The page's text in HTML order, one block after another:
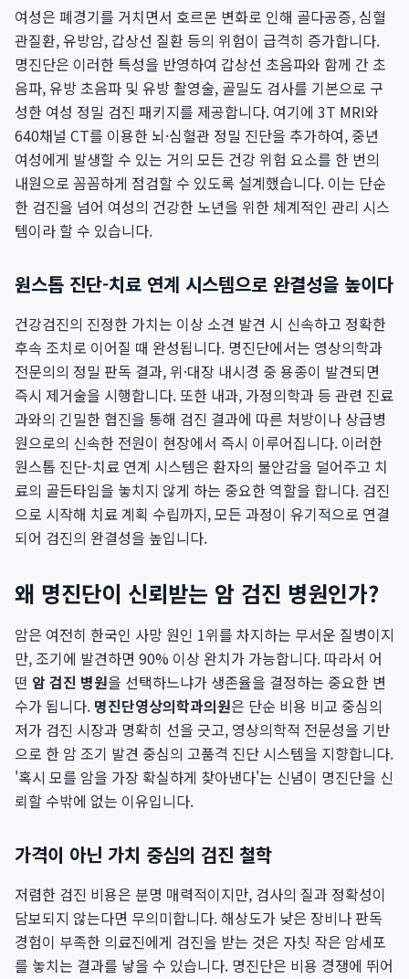
여성은 폐경기를 거치면서 호르몬 변화로 인해 골다공증, 심혈
관질환, 유방암, 갑상선 질환 등의 위험이 급격히 증가합니다.
명진단은 이러한 특성을 반영하여 갑상선 초음파와 함께 간 초
음파, 유방 초음파 및 유방 촬영술, 골밀도 검사를 기본으로 구
성한 여성 정밀 검진 패키지를 제공합니다. 여기에 3T MRI와
640채널 CT를 이용한 뇌·심혈관 정밀 진단을 추가하여, 중년
여성에게 발생할 수 있는 거의 모든 건강 위험 요소를 한 번의
내원으로 꼼꼼하게 점검할 수 있도록 설계했습니다. 이는 단순
한 검진을 넘어 여성의 건강한 노년을 위한 체계적인 관리 시스
템이라 할 수 있습니다.
원스톱 진단-치료 연계 시스템으로 완결성을 높이다
건강검진의 진정한 가치는 이상 소견 발견 시 신속하고 정확한
후속 조치로 이어질 때 완성됩니다. 명진단에서는 영상의학과
전문의의 정밀 판독 결과, 위·대장 내시경 중 용종이 발견되면
즉시 제거술을 시행합니다. 또한 내과, 가정의학과 등 관련 진료
과와의 긴밀한 협진을 통해 검진 결과에 따른 처방이나 상급병
원으로의 신속한 전원이 현장에서 즉시 이루어집니다. 이러한
원스톱 진단-치료 연계 시스템은 환자의 불안감을 덜어주고 치
료의 골든타임을 놓치지 않게 하는 중요한 역할을 합니다. 검진
으로 시작해 치료 계획 수립까지, 모든 과정이 유기적으로 연결
되어 검진의 완결성을 높입니다.
왜 명진단이 신뢰받는 암 검진 병원인가?
암은 여전히 한국인 사망 원인 1위를 차지하는 무서운 질병이지
만, 조기에 발견하면 90% 이상 완치가 가능합니다. 따라서 어
떤 암 검진 병원을 선택하느냐가 생존율을 결정하는 중요한 변
수가 됩니다. 명진단영상의학과의원은 단순 비용 비교 중심의
저가 검진 시장과 명확히 선을 긋고, 영상의학적 전문성을 기반
으로 한 암 조기 발견 중심의 고품격 진단 시스템을 지향합니다.
'혹시 모를 암을 가장 확실하게 찾아낸다'는 신념이 명진단을 신
뢰할 수밖에 없는 이유입니다.
가격이 아닌 가치 중심의 검진 철학
저렴한 검진 비용은 분명 매력적이지만, 검사의 질과 정확성이
담보되지 않는다면 무의미합니다. 해상도가 낮은 장비나 판독
경험이 부족한 의료진에게 검진을 받는 것은 자칫 작은 암세포
를 놓치는 결과를 낳을 수 있습니다. 명진단은 비용 경쟁에 뛰어